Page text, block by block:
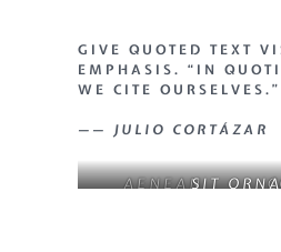
GIVE QUOTED TEXT
EMPHASIS. “IN
WE CITE OURSELVES.”
—— JULIO CORTÁZAR
AENEANSIT